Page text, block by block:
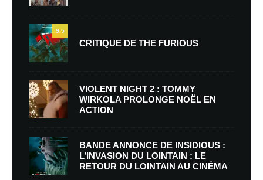
9.5
CRITIQUE DE THE FURIOUS
VIOLENT NIGHT 2 : TOMMY
WIRKOLA PROLONGE NOËL EN
ACTION
BANDE ANNONCE DE INSIDIOUS :
L’INVASION DU LOINTAIN : LE
RETOUR DU LOINTAIN AU CINÉMA